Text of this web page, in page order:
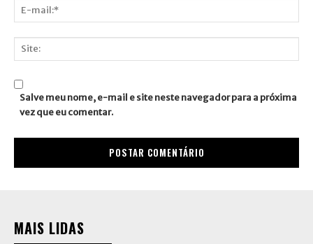
mail:*
Salve meu nome, e-mail e site neste navegador para a próxima
vez que eu comentar.
MAIS LIDAS